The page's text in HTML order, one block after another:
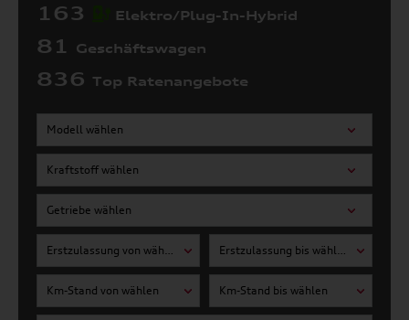
163 Elektro/Plug-In-Hybrid
81 Geschäftswagen
836 Top Ratenangebote
Modell wählen
Kraftstoff wählen
Getriebe wählen
Erstzulassung von wählen Erstzulassung bis wählen
Km-Stand von wählen Km-Stand bis wählen